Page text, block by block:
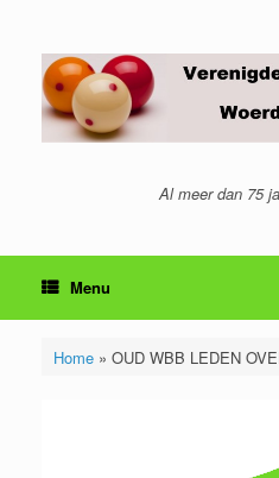
inhoud
Al meer dan 75
Menu
Home» OUD WBB LEDEN